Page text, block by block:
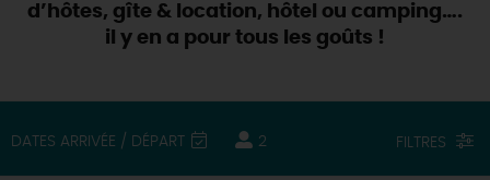
d’hôtes, gîte & location, hôtel ou camping….
il y en a pour tous les goûts !
DATES ARRIVÉE / DÉPART 2 FILTRES